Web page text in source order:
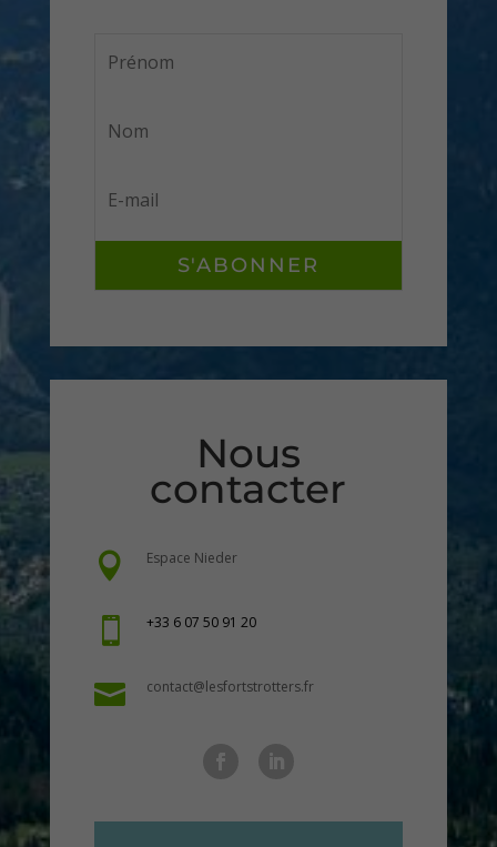
S'ABONNER
Nous
contacter
 Espace Nieder
 +33 6 07 50 91 20
 contact@lesfortstrotters.fr